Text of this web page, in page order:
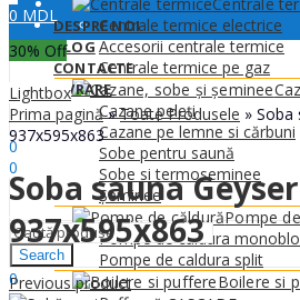
0 MDL
Centrale termice electrice
Accesorii centrale termice
Centrale termice pe gaz
Cazane peleți
Cazane pe lemne si cărbuni
Sobe pentru saună
Sobe si termoseminee
Șeminee
Pompe
Pompe de caldura
Pompe de caldura split
Boilere si
DESPRE NOI
BLOG
CONTACTE
LIVRARE
Hello, Sign In
0
0
0MDL
Search
0
30% Off
Lightbox
Prima pagină»Toate Produsele » Soba
937x595x863
Soba sauna Geyser
937x595x863
Previous product